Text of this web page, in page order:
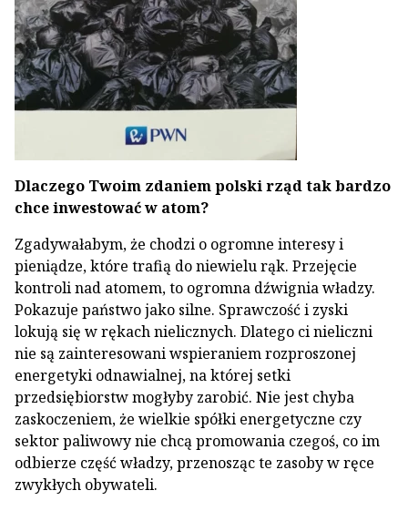
Dlaczego Twoim zdaniem polski rząd tak bardzo
chce inwestować w atom?
Zgadywałabym, że chodzi o ogromne interesy i
pieniądze, które trafią do niewielu rąk. Przejęcie
kontroli nad atomem, to ogromna dźwignia władzy.
Pokazuje państwo jako silne. Sprawczość i zyski
lokują się w rękach nielicznych. Dlatego ci nieliczni
nie są zainteresowani wspieraniem rozproszonej
energetyki odnawialnej, na której setki
przedsiębiorstw mogłyby zarobić. Nie jest chyba
zaskoczeniem, że wielkie spółki energetyczne czy
sektor paliwowy nie chcą promowania czegoś, co im
odbierze część władzy, przenosząc te zasoby w ręce
zwykłych obywateli.